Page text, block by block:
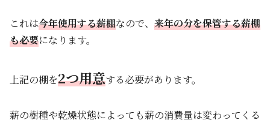
これは今年使用する薪棚なので、 来年の分を保管する薪棚
も必要になります。
上記の棚を2つ用意する必要があります。
薪の樹種や乾燥状態によっても薪の消費量は変わってくる